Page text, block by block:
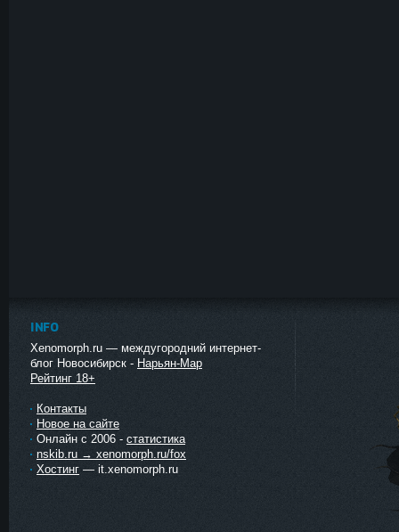
INFO
Xenomorph.ru — междугородний интернет-
блог Новосибирск - Нарьян-Мар
Рейтинг 18+
Контакты
Новое на сайте
Онлайн с 2006 - статистика
nskib.ru → xenomorph.ru/fox
Хостинг — it.xenomorph.ru